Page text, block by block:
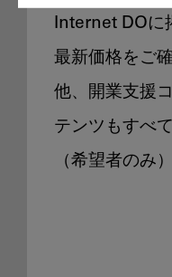
Internet DOに
最新価格をご
他、開業支援
テンツもすべ
（希望者のみ）